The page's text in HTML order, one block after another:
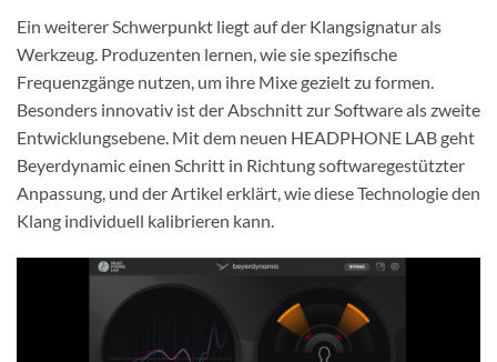
Ein weiterer Schwerpunkt liegt auf der Klangsignatur als
Werkzeug. Produzenten lernen, wie sie spezifische
Frequenzgänge nutzen, um ihre Mixe gezielt zu formen.
Besonders innovativ ist der Abschnitt zur Software als zweite
Entwicklungsebene. Mit dem neuen HEADPHONE LAB geht
Beyerdynamic einen Schritt in Richtung softwaregestützter
Anpassung, und der Artikel erklärt, wie diese Technologie den
Klang individuell kalibrieren kann.